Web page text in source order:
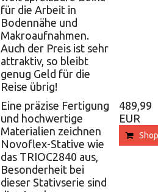
für die Arbeit in
Bodennähe und
Makroaufnahmen.
Auch der Preis ist sehr
attraktiv, so bleibt
genug Geld für die
Reise übrig!
Eine präzise Fertigung
und hochwertige
Materialien zeichnen
Novoflex-Stative wie
das TRIOC2840 aus,
Besonderheit bei
dieser Stativserie sind
489,99
EUR
Shop